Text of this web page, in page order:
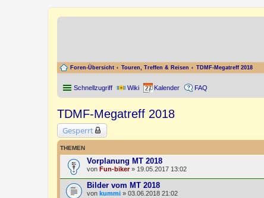
Foren-Übersicht Touren, Treffen & Reisen TDMF-Megatreff 2018
Schnellzugriff Wiki Kalender FAQ
TDMF-Megatreff 2018
Gesperrt
THEMEN
Vorplanung MT 2018
von Fun-biker» 19.05.2017 13:02
Bilder vom MT 2018
von kummi » 03.06.2018 21:02